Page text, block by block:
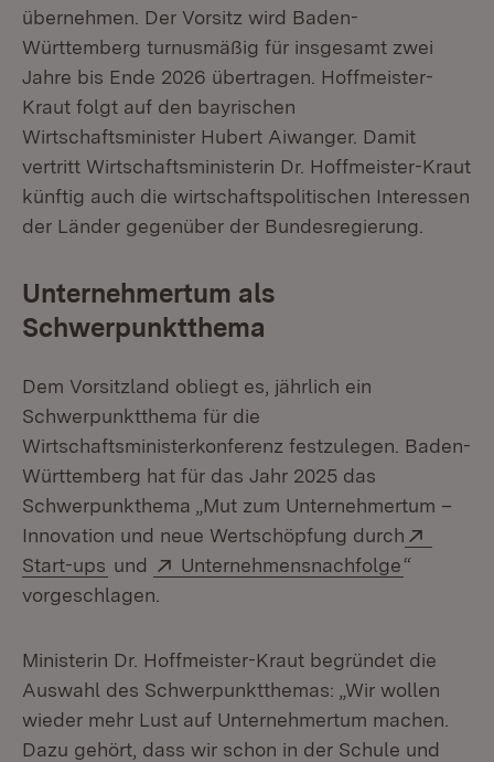
übernehmen. Der Vorsitz wird Baden-
Württemberg turnusmäßig für insgesamt zwei
Jahre bis Ende 2026 übertragen. Hoffmeister-
Kraut folgt auf den bayrischen
Wirtschaftsminister Hubert Aiwanger. Damit
vertritt Wirtschaftsministerin Dr. Hoffmeister-Kraut
künftig auch die wirtschaftspolitischen Interessen
der Länder gegenüber der Bundesregierung.
Unternehmertum als
Schwerpunktthema
Dem Vorsitzland obliegt es, jährlich ein
Schwerpunktthema für die
Wirtschaftsministerkonferenz festzulegen. Baden-
Württemberg hat für das Jahr 2025 das
Schwerpunkthema „Mut zum Unternehmertum –
Innovation und neue Wertschöpfung durch
Start-ups (Öffnet in neuem Fenster)
und Extern:
Unternehmensnachfolge(Öffnet in
“
vorgeschlagen.
Ministerin Dr. Hoffmeister-Kraut begründet die
Auswahl des Schwerpunktthemas: „Wir wollen
wieder mehr Lust auf Unternehmertum machen.
Dazu gehört, dass wir schon in der Schule und